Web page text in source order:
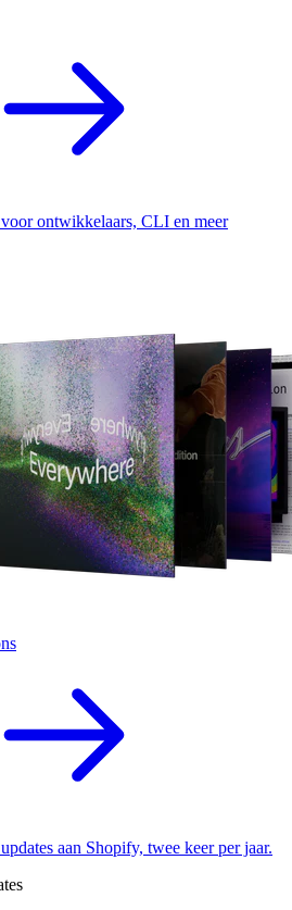
ontwikkelaars, CLI en meer
aan Shopify, twee keer per jaar.